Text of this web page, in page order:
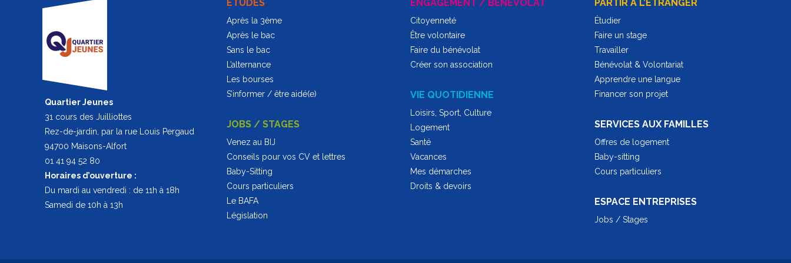
Quartier Jeunes
31 cours des Juilliottes
Rez-de-jardin, par la rue Louis Pergaud
94700 Maisons-Alfort
01 41 94 52 80
Horaires d’ouverture :
Du mardi au vendredi : de 11h à 18h
Samedi de 10h à 13h
ÉTUDES
Après la 3ème
Après le bac
Sans le bac
L’alternance
Les bourses
S’informer / être aidé(e)
JOBS / STAGES
Venez au BIJ
Conseils pour vos CV et lettres
Baby-Sitting
Cours particuliers
Le BAFA
Législation
ENGAGEMENT / BÉNÉVOLAT
Citoyenneté
Être volontaire
Faire du bénévolat
Créer son association
VIE QUOTIDIENNE
Loisirs, Sport, Culture
Logement
Santé
Vacances
Mes démarches
Droits & devoirs
PARTIR A L’ÉTRANGER
Étudier
Faire un stage
Travailler
Bénévolat & Volontariat
Apprendre une langue
Financer son projet
SERVICES AUX FAMILLES
Offres de logement
Baby-sitting
Cours particuliers
ESPACE ENTREPRISES
Jobs / Stages